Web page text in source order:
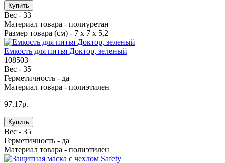
Купить
Вес - 33
Материал товара - полиуретан
Размер товара (см) - 7 х 7 х 5,2
Емкость для питья Доктор, зеленый
108503
Вес - 35
Герметичность - да
Материал товара - полиэтилен
97.17р.
Купить
Вес - 35
Герметичность - да
Материал товара - полиэтилен